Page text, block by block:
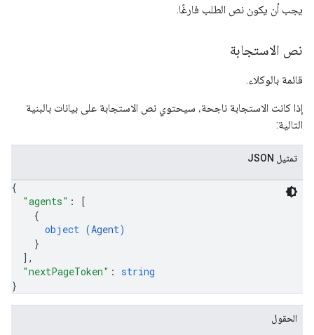
يجب أن يكون نص الطلب فارغًا.
نص الاستجابة
قائمة بالوكلاء.
إذا كانت الاستجابة ناجحة، سيحتوي نص الاستجابة على بيانات بالبنية
التالية:
تمثيل JSON
{
"agents" :
[
{
object (Agent)
}
] ,
"nextPageToken" : string
}
الحقول